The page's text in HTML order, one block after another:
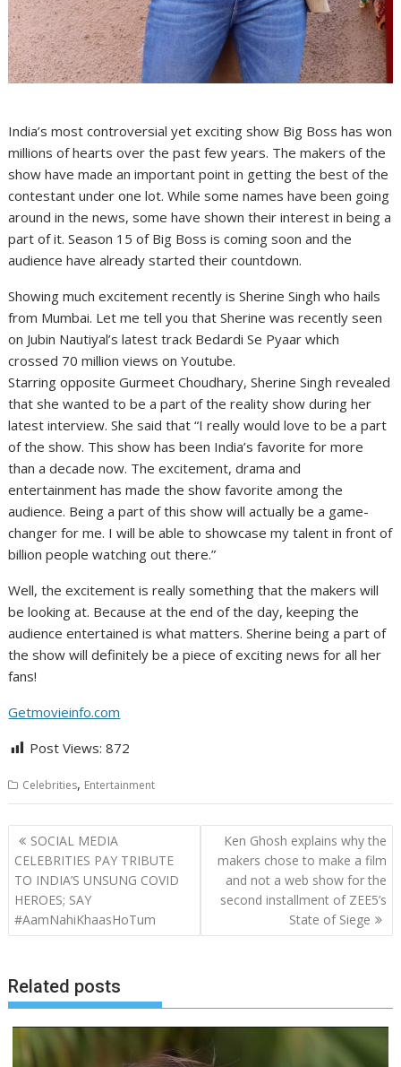
India’s most controversial yet exciting show Big Boss has won
millions of hearts over the past few years. The makers of the
show have made an important point in getting the best of the
contestant under one lot. While some names have been going
around in the news, some have shown their interest in being a
part of it. Season 15 of Big Boss is coming soon and the
audience have already started their countdown.
Showing much excitement recently is Sherine Singh who hails
from Mumbai. Let me tell you that Sherine was recently seen
on Jubin Nautiyal’s latest track Bedardi Se Pyaar which
crossed 70 million views on Youtube.
Starring opposite Gurmeet Choudhary, Sherine Singh revealed
that she wanted to be a part of the reality show during her
latest interview. She said that “I really would love to be a part
of the show. This show has been India’s favorite for more
than a decade now. The excitement, drama and
entertainment has made the show favorite among the
audience. Being a part of this show will actually be a game-
changer for me. I will be able to showcase my talent in front of
billion people watching out there.”
Well, the excitement is really something that the makers will
be looking at. Because at the end of the day, keeping the
audience entertained is what matters. Sherine being a part of
the show will definitely be a piece of exciting news for all her
fans!
Getmovieinfo.com
Post Views: 872
Celebrities, Entertainment
Post
navigation
SOCIAL MEDIA
CELEBRITIES PAY TRIBUTE
TO INDIA’S UNSUNG COVID
HEROES; SAY
#AamNahiKhaasHoTum
Ken Ghosh explains why the
makers chose to make a film
and not a web show for the
second installment of ZEE5’s
State of Siege
Related posts